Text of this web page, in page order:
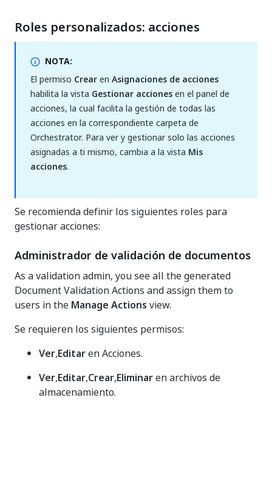
Roles personalizados: acciones
NOTA:
El permiso Crearen Asignaciones de acciones
habilita la vista Gestionar accionesen el panel de
acciones, la cual facilita la gestión de todas las
acciones en la correspondiente carpeta de
Orchestrator. Para ver y gestionar solo las acciones
asignadas a ti mismo, cambia a la vista Mis
acciones.
Se recomienda definir los siguientes roles para
gestionar acciones:
Administrador de validación de documentos
As a validation admin, you see all the generated
Document Validation Actions and assign them to
users in the Manage Actions view.
Se requieren los siguientes permisos:
Ver,Editaren Acciones.
Ver,Editar,Crear,Eliminaren archivos de
almacenamiento.